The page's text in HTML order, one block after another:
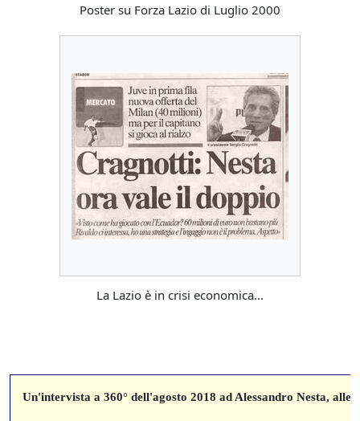
Poster su Forza Lazio di Luglio 2000
La Lazio è in crisi economica...
Un'intervista a 360° dell'agosto 2018 ad Alessandro Nesta,